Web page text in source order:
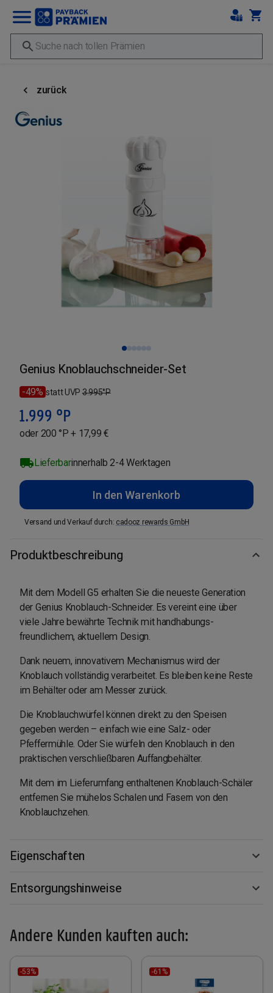
zurück
Genius Knoblauchschneider-Set
-49% statt UVP 3.995°P
1.999 °P
oder 200 °P + 17,99 €
Lieferbarinnerhalb 2-4 Werktagen
In den Warenkorb
Versand und Verkauf durch: cadooz rewards GmbH
Produktbeschreibung
Mit dem Modell G5 erhalten Sie die neueste Generation
der Genius Knoblauch-Schneider. Es vereint eine über
viele Jahre bewährte Technik mit handhabungs-
freundlichem, aktuellem Design.
Dank neuem, innovativem Mechanismus wird der
Knoblauch vollständig verarbeitet. Es bleiben keine Reste
im Behälter oder am Messer zurück.
Die Knoblauchwürfel können direkt zu den Speisen
gegeben werden – einfach wie eine Salz- oder
Pfeffermühle. Oder Sie würfeln den Knoblauch in den
praktischen verschließbaren Auffangbehälter.
Mit dem im Lieferumfang enthaltenen Knoblauch-Schäler
entfernen Sie mühelos Schalen und Fasern von den
Knoblauchzehen.
Eigenschaften
Entsorgungshinweise
Andere Kunden kauften auch:
-53% -61%